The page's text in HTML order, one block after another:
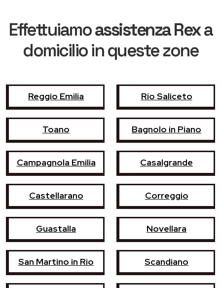
Effettuiamoassistenza Rexa
domicilio in queste zone
Reggio Emilia Rio Saliceto
Toano Bagnolo in Piano
Campagnola Emilia Casalgrande
Castellarano Correggio
Guastalla Novellara
San Martino in Rio Scandiano